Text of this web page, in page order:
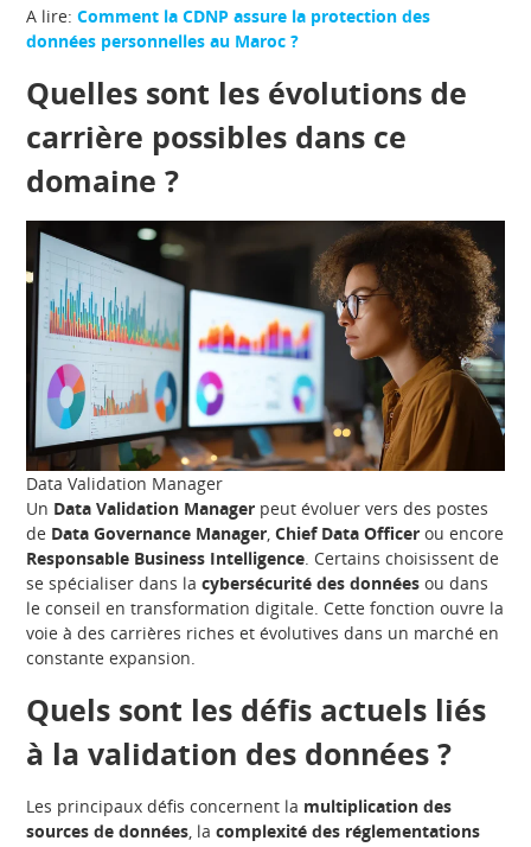
A lire:Comment la CDNP assure la protection des
données personnelles au Maroc ?
Quelles sont les évolutions de
carrière possibles dans ce
domaine ?
Data Validation Manager
Un Data Validation Manager peut évoluer vers des postes
de Data Governance Manager ,Chief Data Officer ou encore
Responsable Business Intelligence . Certains choisissent de
se spécialiser dans lacybersécurité des données ou dans
le conseil en transformation digitale. Cette fonction ouvre la
voie à des carrières riches et évolutives dans un marché en
constante expansion.
Quels sont les défis actuels liés
à la validation des données ?
Les principaux défis concernent la multiplication des
sources de données , lacomplexité des réglementations